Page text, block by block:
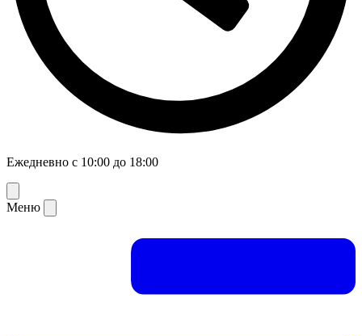
Ежедневно с 10:00 до 18:00
Меню